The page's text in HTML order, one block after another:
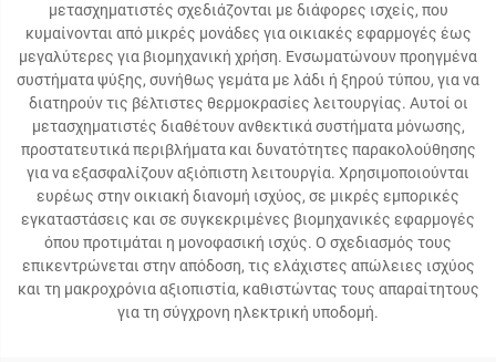
μετασχηματιστές σχεδιάζονται με διάφορες ισχείς, που
κυμαίνονται από μικρές μονάδες για οικιακές εφαρμογές έως
μεγαλύτερες για βιομηχανική χρήση. Ενσωματώνουν προηγμένα
συστήματα ψύξης, συνήθως γεμάτα με λάδι ή ξηρού τύπου, για να
διατηρούν τις βέλτιστες θερμοκρασίες λειτουργίας. Αυτοί οι
μετασχηματιστές διαθέτουν ανθεκτικά συστήματα μόνωσης,
προστατευτικά περιβλήματα και δυνατότητες παρακολούθησης
για να εξασφαλίζουν αξιόπιστη λειτουργία. Χρησιμοποιούνται
ευρέως στην οικιακή διανομή ισχύος, σε μικρές εμπορικές
εγκαταστάσεις και σε συγκεκριμένες βιομηχανικές εφαρμογές
όπου προτιμάται η μονοφασική ισχύς. Ο σχεδιασμός τους
επικεντρώνεται στην απόδοση, τις ελάχιστες απώλειες ισχύος
και τη μακροχρόνια αξιοπιστία, καθιστώντας τους απαραίτητους
για τη σύγχρονη ηλεκτρική υποδομή.